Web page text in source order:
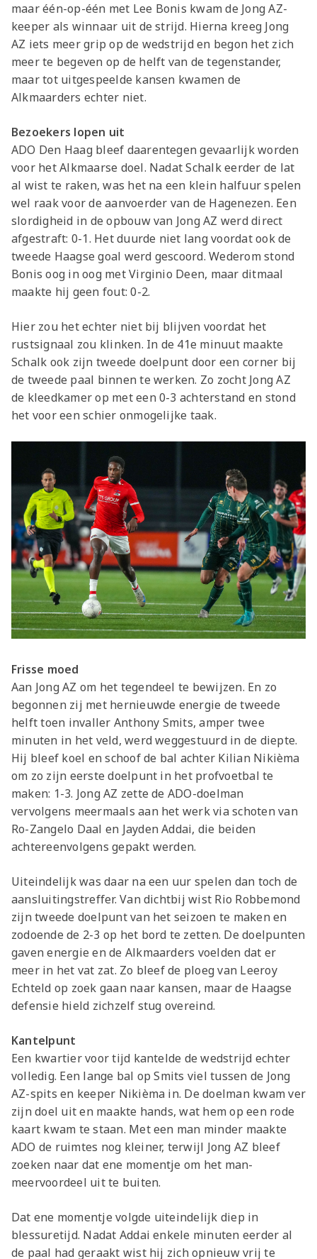
maar één-op-één met Lee Bonis kwam de Jong AZ-
keeper als winnaar uit de strijd. Hierna kreeg Jong
AZ iets meer grip op de wedstrijd en begon het zich
meer te begeven op de helft van de tegenstander,
maar tot uitgespeelde kansen kwamen de
Alkmaarders echter niet.
Bezoekers lopen uit
ADO Den Haag bleef daarentegen gevaarlijk worden
voor het Alkmaarse doel. Nadat Schalk eerder de lat
al wist te raken, was het na een klein halfuur spelen
wel raak voor de aanvoerder van de Hagenezen. Een
slordigheid in de opbouw van Jong AZ werd direct
afgestraft: 0-1. Het duurde niet lang voordat ook de
tweede Haagse goal werd gescoord. Wederom stond
Bonis oog in oog met Virginio Deen, maar ditmaal
maakte hij geen fout: 0-2.
Hier zou het echter niet bij blijven voordat het
rustsignaal zou klinken. In de 41e minuut maakte
Schalk ook zijn tweede doelpunt door een corner bij
de tweede paal binnen te werken. Zo zocht Jong AZ
de kleedkamer op met een 0-3 achterstand en stond
het voor een schier onmogelijke taak.
Frisse moed
Aan Jong AZ om het tegendeel te bewijzen. En zo
begonnen zij met hernieuwde energie de tweede
helft toen invaller Anthony Smits, amper twee
minuten in het veld, werd weggestuurd in de diepte.
Hij bleef koel en schoof de bal achter Kilian Nikièma
om zo zijn eerste doelpunt in het profvoetbal te
maken: 1-3. Jong AZ zette de ADO-doelman
vervolgens meermaals aan het werk via schoten van
Ro-Zangelo Daal en Jayden Addai, die beiden
achtereenvolgens gepakt werden.
Uiteindelijk was daar na een uur spelen dan toch de
aansluitingstreffer. Van dichtbij wist Rio Robbemond
zijn tweede doelpunt van het seizoen te maken en
zodoende de 2-3 op het bord te zetten. De doelpunten
gaven energie en de Alkmaarders voelden dat er
meer in het vat zat. Zo bleef de ploeg van Leeroy
Echteld op zoek gaan naar kansen, maar de Haagse
defensie hield zichzelf stug overeind.
Kantelpunt
Een kwartier voor tijd kantelde de wedstrijd echter
volledig. Een lange bal op Smits viel tussen de Jong
AZ-spits en keeper Nikièma in. De doelman kwam ver
zijn doel uit en maakte hands, wat hem op een rode
kaart kwam te staan. Met een man minder maakte
ADO de ruimtes nog kleiner, terwijl Jong AZ bleef
zoeken naar dat ene momentje om het man-
meervoordeel uit te buiten.
Dat ene momentje volgde uiteindelijk diep in
blessuretijd. Nadat Addai enkele minuten eerder al
de paal had geraakt wist hij zich opnieuw vrij te